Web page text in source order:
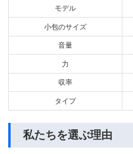
モデル
小包のサイズ
音量
力
収率
タイプ
私たちを選ぶ理由